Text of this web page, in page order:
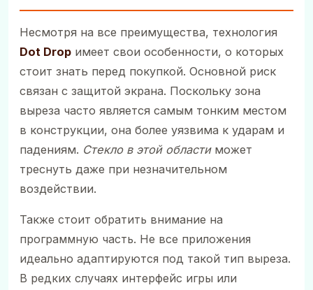
Несмотря на все преимущества, технология
Dot Drop имеет свои особенности, о которых
стоит знать перед покупкой. Основной риск
связан с защитой экрана. Поскольку зона
выреза часто является самым тонким местом
в конструкции, она более уязвима к ударам и
падениям. Стекло в этой областиможет
треснуть даже при незначительном
воздействии.
Также стоит обратить внимание на
программную часть. Не все приложения
идеально адаптируются под такой тип выреза.
В редких случаях интерфейс игры или